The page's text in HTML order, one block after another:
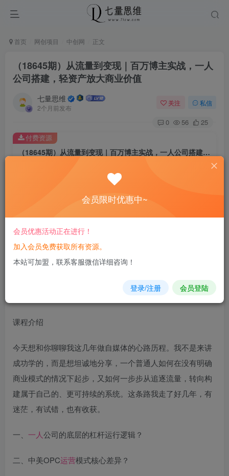
首页 网创项目 中创网 正文
（18645期）从流量到变现｜百万博主实战，一人
公司搭建，轻资产放大商业价值
七量思维
2个月前发布
关注 私信
0 56 25
（18645期）从流量到变现｜百万博主实战，一人公司搭建，轻资产放大商业价值
8.8
免费
您当前未登录！建议登陆后购买，可保存购买订单
付费资源
课程介绍
今天想和你聊聊我这几年做自媒体的心路历程。我不是来讲
成功学的，而是想坦诚地分享，一个普通人如何在没有明确
商业模式的情况下起步，又如何一步步从追逐流量，转向构
建属于自己的、更可持续的系统。这条路我走了好几年，有
迷茫，有试错，也有收获。
一、 一人公司的底层的杠杆运行逻辑？
二、中美OPC运营模式核心差异？
会员限时优惠中~
会员优惠活动正在进行！
加入会员免费获取所有资源。
本站可加盟，联系客服微信详细咨询！
登录/注册 会员登陆